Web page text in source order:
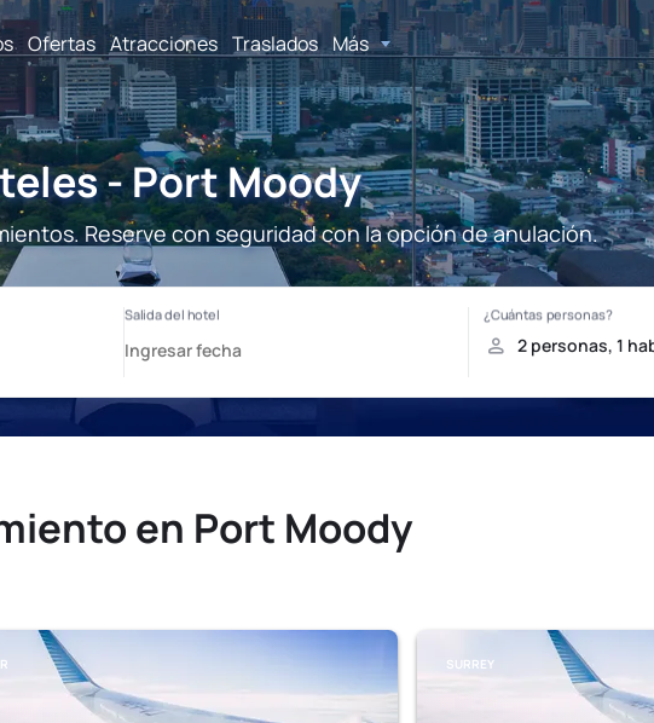
Ofertas Atracciones Traslados Más
- Port Moody
Reserve con seguridad con la opción de anulación.
en Port Moody
SURREY